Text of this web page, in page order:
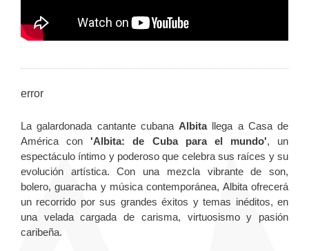
error
La galardonada cantante cubana Albitallega a Casa de
América con'Albita: de Cuba para el mundo', un
espectáculo íntimo y poderoso que celebra sus raíces y su
evolución artística. Con una mezcla vibrante de son,
bolero, guaracha y música contemporánea, Albita ofrecerá
un recorrido por sus grandes éxitos y temas inéditos, en
una velada cargada de carisma, virtuosismo y pasión
caribeña.